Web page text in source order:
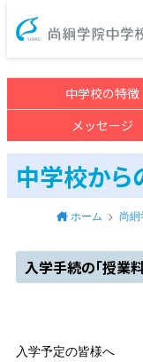
中学校の特徴
メッセージ
中学校から
ホーム 尚絅
入学手続の「授業
入学予定の皆様へ